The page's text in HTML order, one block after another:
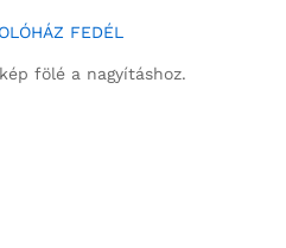
fölé a nagyításhoz.